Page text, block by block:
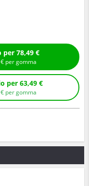
Compra con montaggio per 78,49 €
€ per gomma
Compra senza montaggio per 63,49 €
€ per gomma